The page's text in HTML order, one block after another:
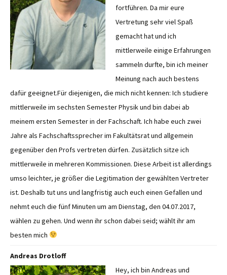
fortführen. Da mir eure
Vertretung sehr viel Spaß
gemacht hat und ich
mittlerweile einige Erfahrungen
sammeln durfte, bin ich meiner
Meinung nach auch bestens
dafür geeignet.Für diejenigen, die mich nicht kennen: Ich studiere
mittlerweile im sechsten Semester Physik und bin dabei ab
meinem ersten Semester in der Fachschaft. Ich habe euch zwei
Jahre als Fachschaftssprecher im Fakultätsrat und allgemein
gegenüber den Profs vertreten dürfen. Zusätzlich sitze ich
mittlerweile in mehreren Kommissionen. Diese Arbeit ist allerdings
umso leichter, je größer die Legitimation der gewählten Vertreter
ist. Deshalb tut uns und langfristig auch euch einen Gefallen und
nehmt euch die fünf Minuten um am Dienstag, den 04.07.2017,
wählen zu gehen. Und wenn ihr schon dabei seid; wählt ihr am
besten mich
Andreas Drotloff
Hey, ich bin Andreas und